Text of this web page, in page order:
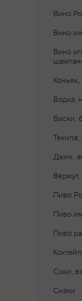
Вино
Вино
Вино
Водка,
Виски,
Текила,
Джин,
Пиво
Пиво
Пиво
Соки,
Снэки